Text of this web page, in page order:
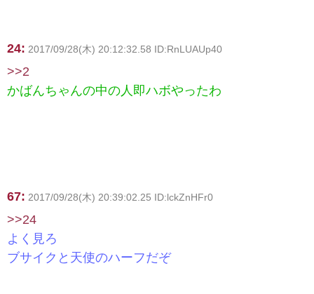
24: 2017/09/28(木) 20:12:32.58 ID:RnLUAUp40
>>2
かばんちゃんの中の人即ハボやったわ
67: 2017/09/28(木) 20:39:02.25 ID:lckZnHFr0
>>24
よく見ろ
ブサイクと天使のハーフだぞ